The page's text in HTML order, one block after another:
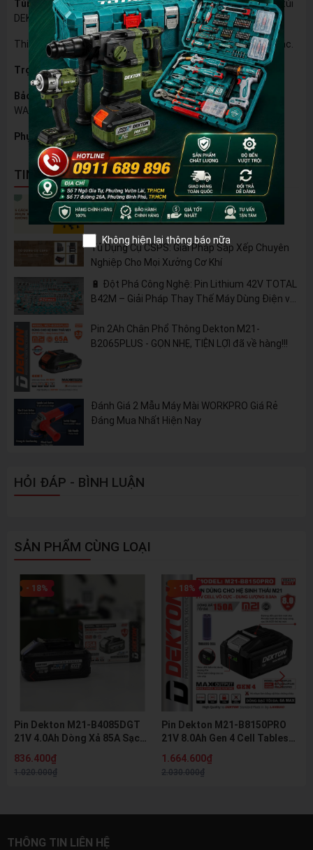
Túi hứng bụi:Giúp giữ vệ sinh khu vực làm việc (Kèm theo 1 túi
DEKTON).
Thiết kế vững chắc, chuyên dụng cho việc cắt nhôm chính xác.
Trọng lượng:8.5 kg (Trọng lượng thân máy)
Bảo hành:Chính hãng 06 tháng (DEKTON 06 MONTH
WARRANTY)
Phụ kiện đi kèm: 1 Lưỡi cắt nhôm 210mm.
TIN NỔI BẬT
5 Cách Tận Dụng Máy Phun Xịt Áp Lực Cao
Không Chỉ Để Rửa Xe
Tủ Dụng Cụ CSPS: Giải Pháp Sắp Xếp Chuyên
Nghiệp Cho Mọi Xưởng Cơ Khí
🔋 Đột Phá Công Nghệ: Pin Lithium 42V TOTAL
B42M – Giải Pháp Thay Thế Máy Dùng Điện và
Pin 2Ah Chân Phổ Thông Dekton M21-
B2065PLUS - GỌN NHẸ, TIỆN LỢI đã về hàng!!!
Đánh Giá 2 Mẫu Máy Mài WORKPRO Giá Rẻ
Đáng Mua Nhất Hiện Nay
HỎI ĐÁP - BÌNH LUẬN
SẢN PHẨM CÙNG LOẠI
- 18%
Pin Dekton M21-B4085DGT
21V 4.0Ah Dòng Xả 85A Sạc
Chính Hãng
836.400₫
1.020.000₫
- 18%
Pin Dekton M21-B8150PRO
21V 8.0Ah Gen 4 Cell Tabless
M21 Chính Hãng
1.664.600₫
2.030.000₫
THÔNG TIN LIÊN HỆ
Không hiện lại thông báo nữa